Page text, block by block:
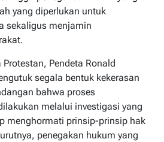
yang diperlukan untuk
sekaligus menjamin
Pendeta Ronald
segala bentuk kekerasan
bahwa proses
melalui investigasi yang
menghormati prinsip-prinsip hak
penegakan hukum yang